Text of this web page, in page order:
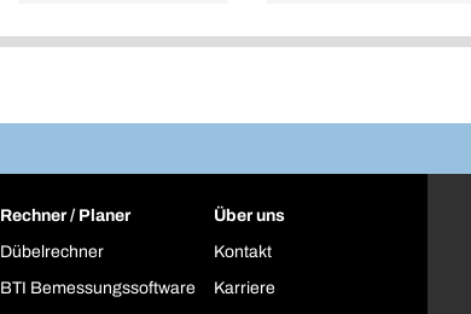
Rechner / Planer
Dübelrechner
BTI Bemessungssoftware
Über uns
Kontakt
Karriere